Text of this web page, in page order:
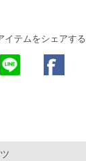
イテムをシェアする